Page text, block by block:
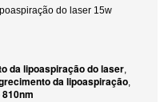
do laser 15w
da lipoaspiração do laser,
da lipoaspiração,